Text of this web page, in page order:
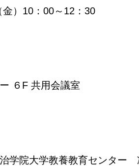
）10：00～12：30
６F 共用会議室
学院大学教養教育センタ